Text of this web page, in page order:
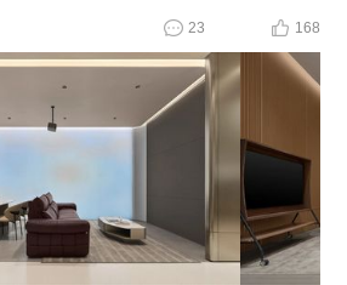
23 168